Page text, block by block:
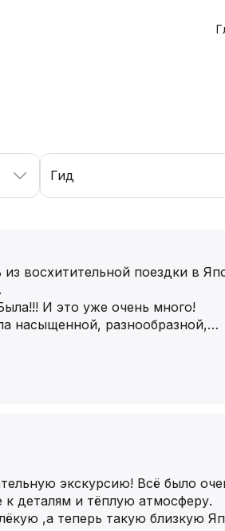
Гид
из восхитительной поездки в
И это уже очень много!
насыщенной, разнообразной,…
экскурсию! Всё было
к деталям и тёплую атмосферу.
,а теперь такую близкую